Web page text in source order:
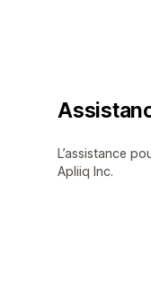
L’assistance
Apliiq Inc.